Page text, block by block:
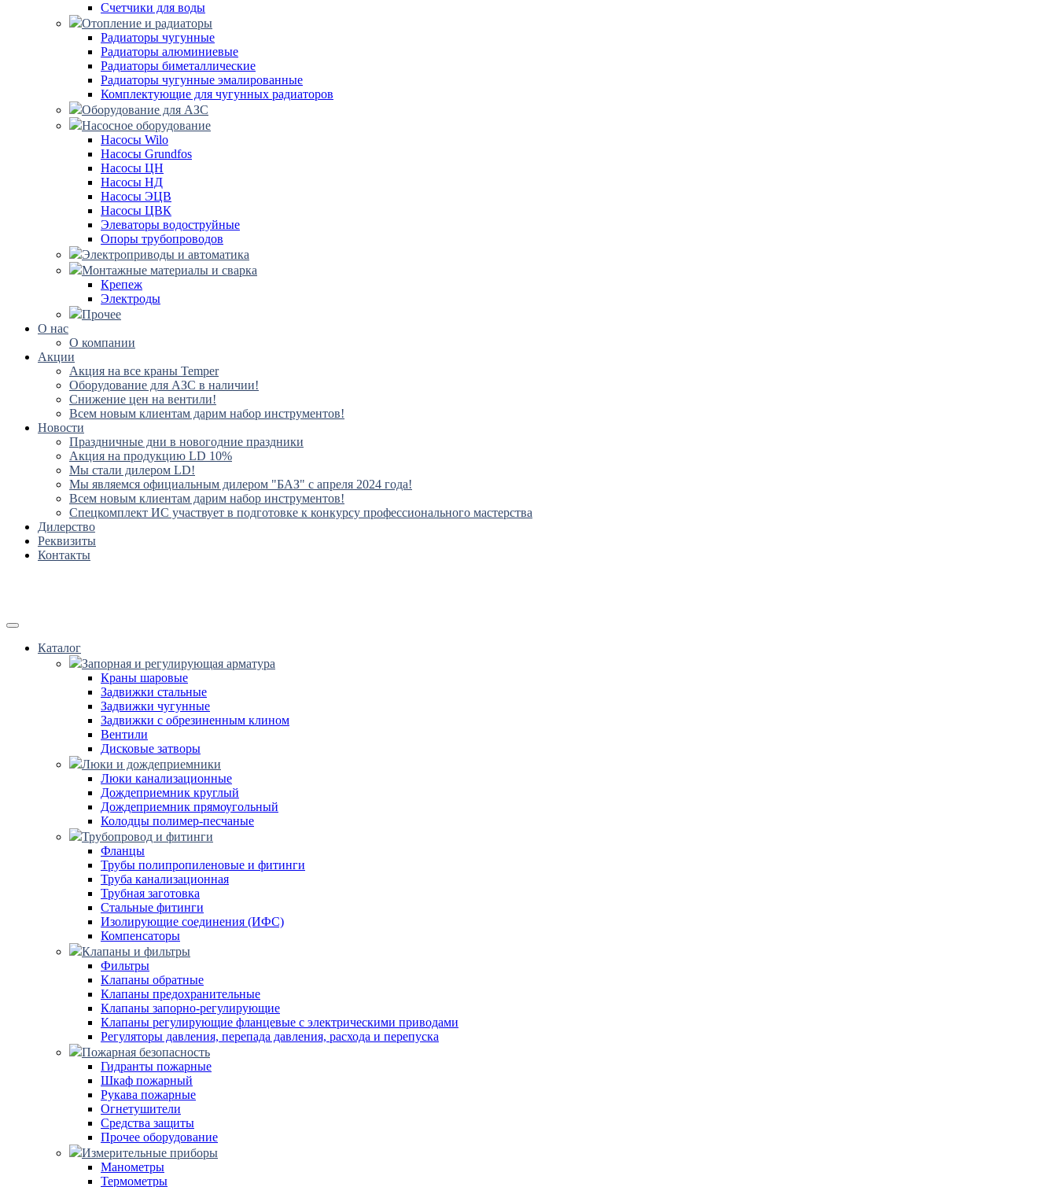
Счетчики для воды
Отопление и радиаторы
Радиаторы чугунные
Радиаторы алюминиевые
Радиаторы биметаллические
Радиаторы чугунные эмалированные
Комплектующие для чугунных радиаторов
Оборудование для АЗС
Насосное оборудование
Насосы Wilo
Насосы Grundfos
Насосы ЦН
Насосы НД
Насосы ЭЦВ
Насосы ЦВК
Элеваторы водоструйные
Опоры трубопроводов
Электроприводы и автоматика
Монтажные материалы и сварка
Крепеж
Электроды
Прочее
О нас
О компании
Акции
Акция на все краны Temper
Оборудование для АЗС в наличии!
Снижение цен на вентили!
Всем новым клиентам дарим набор инструментов!
Новости
Праздничные дни в новогодние праздники
Акция на продукцию LD 10%
Мы стали дилером LD!
Мы являемся официальным дилером "БАЗ" с апреля 2024 года!
Всем новым клиентам дарим набор инструментов!
Спецкомплект ИС участвует в подготовке к конкурсу профессионального мастерства
Дилерство
Реквизиты
Контакты
Каталог
Запорная и регулирующая арматура
Краны шаровые
Задвижки стальные
Задвижки чугунные
Задвижки с обрезиненным клином
Вентили
Дисковые затворы
Люки и дождеприемники
Люки канализационные
Дождеприемник круглый
Дождеприемник прямоугольный
Колодцы полимер-песчаные
Трубопровод и фитинги
Фланцы
Трубы полипропиленовые и фитинги
Труба канализационная
Трубная заготовка
Стальные фитинги
Изолирующие соединения (ИФС)
Компенсаторы
Клапаны и фильтры
Фильтры
Клапаны обратные
Клапаны предохранительные
Клапаны запорно-регулирующие
Клапаны регулирующие фланцевые с электрическими приводами
Регуляторы давления, перепада давления, расхода и перепуска
Пожарная безопасность
Гидранты пожарные
Шкаф пожарный
Рукава пожарные
Огнетушители
Средства защиты
Прочее оборудование
Измерительные приборы
Манометры
Термометры